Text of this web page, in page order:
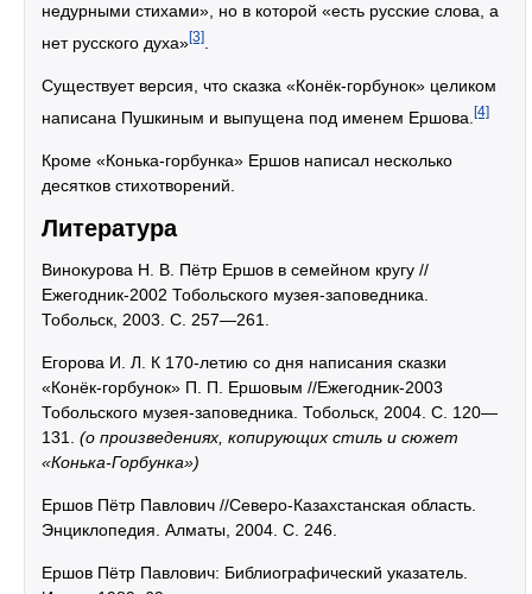
недурными стихами», но в которой «есть русские слова, а
нет русского духа»[3]
Существует версия, что сказка «Конёк-горбунок» целиком
написана Пушкиным и выпущена под именем Ершова. [4]
Кроме «Конька-горбунка» Ершов написал несколько
десятков стихотворений.
Литература
Винокурова Н. В. Пётр Ершов в семейном кругу //
Ежегодник-2002 Тобольского музея-заповедника.
Тобольск, 2003. С. 257—261.
Егорова И. Л. К 170-летию со дня написания сказки
«Конёк-горбунок» П. П. Ершовым //Ежегодник-2003
Тобольского музея-заповедника. Тобольск, 2004. С. 120—
131. (о произведениях, копирующих стиль и сюжет
«Конька-Горбунка»)
Ершов Пётр Павлович //Северо-Казахстанская область.
Энциклопедия. Алматы, 2004. С. 246.
Ершов Пётр Павлович: Библиографический указатель.